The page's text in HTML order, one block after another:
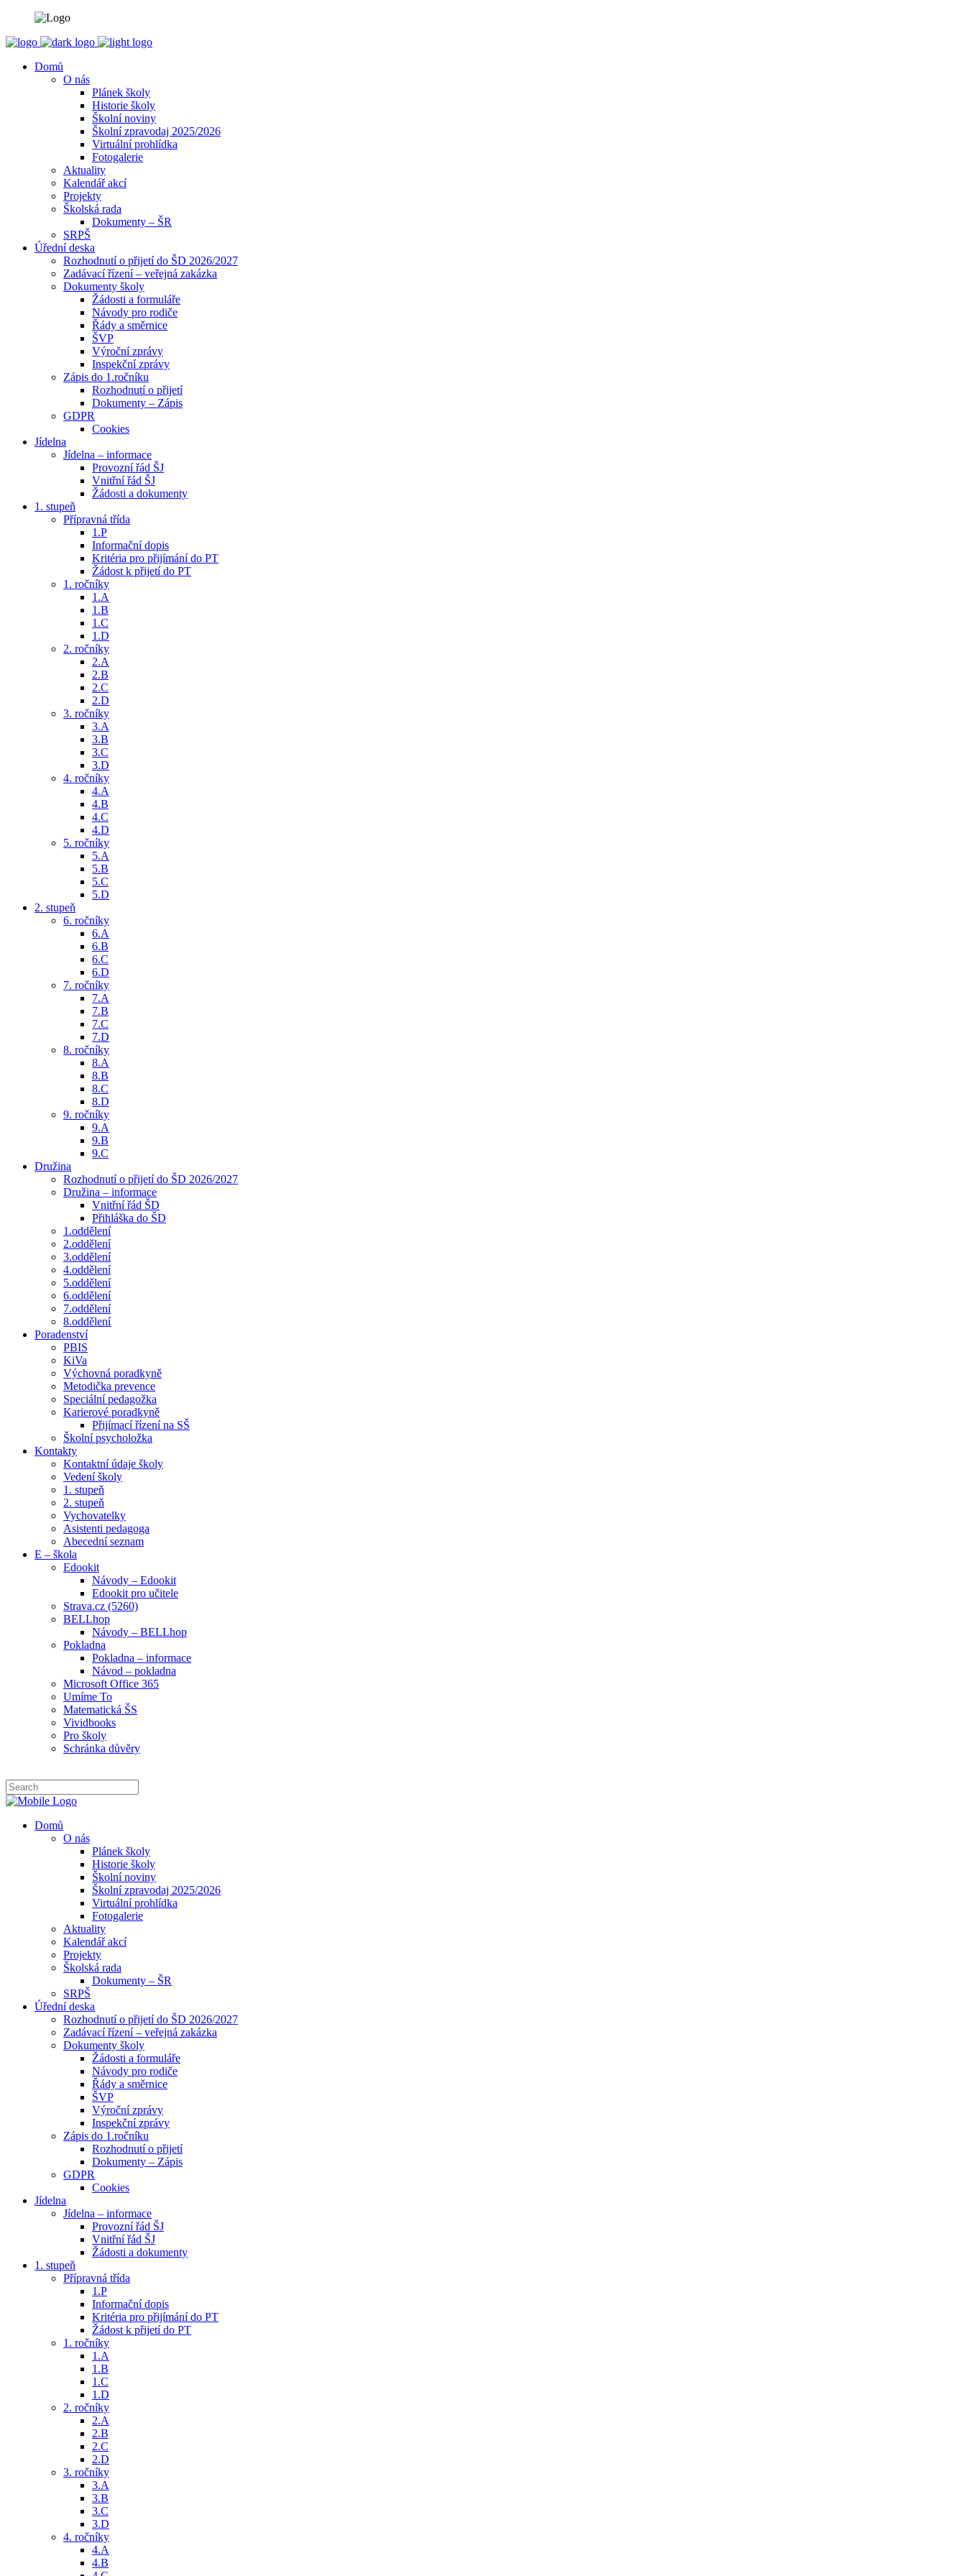
Domů
O nás
Plánek školy
Historie školy
Školní noviny
Školní zpravodaj 2025/2026
Virtuální prohlídka
Fotogalerie
Aktuality
Kalendář akcí
Projekty
Školská rada
Dokumenty – ŠR
SRPŠ
Úřední deska
Rozhodnutí o přijetí do ŠD 2026/2027
Zadávací řízení – veřejná zakázka
Dokumenty školy
Žádosti a formuláře
Návody pro rodiče
Řády a směrnice
ŠVP
Výroční zprávy
Inspekční zprávy
Zápis do 1.ročníku
Rozhodnutí o přijetí
Dokumenty – Zápis
GDPR
Cookies
Jídelna
Jídelna – informace
Provozní řád ŠJ
Vnitřní řád ŠJ
Žádosti a dokumenty
1. stupeň
Přípravná třída
1.P
Informační dopis
Kritéria pro přijímání do PT
Žádost k přijetí do PT
1. ročníky
1.A
1.B
1.C
1.D
2. ročníky
2.A
2.B
2.C
2.D
3. ročníky
3.A
3.B
3.C
3.D
4. ročníky
4.A
4.B
4.C
4.D
5. ročníky
5.A
5.B
5.C
5.D
2. stupeň
6. ročníky
6.A
6.B
6.C
6.D
7. ročníky
7.A
7.B
7.C
7.D
8. ročníky
8.A
8.B
8.C
8.D
9. ročníky
9.A
9.B
9.C
Družina
Rozhodnutí o přijetí do ŠD 2026/2027
Družina – informace
Vnitřní řád ŠD
Přihláška do ŠD
1.oddělení
2.oddělení
3.oddělení
4.oddělení
5.oddělení
6.oddělení
7.oddělení
8.oddělení
Poradenství
PBIS
KiVa
Výchovná poradkyně
Metodička prevence
Speciální pedagožka
Karierové poradkyně
Přijímací řízení na SŠ
Školní psycholožka
Kontakty
Kontaktní údaje školy
Vedení školy
1. stupeň
2. stupeň
Vychovatelky
Asistenti pedagoga
Abecední seznam
E – škola
Edookit
Návody – Edookit
Edookit pro učitele
Strava.cz (5260)
BELLhop
Návody – BELLhop
Pokladna
Pokladna – informace
Návod – pokladna
Microsoft Office 365
Umíme To
Matematická ŠS
Vividbooks
Pro školy
Schránka důvěry
Domů
O nás
Plánek školy
Historie školy
Školní noviny
Školní zpravodaj 2025/2026
Virtuální prohlídka
Fotogalerie
Aktuality
Kalendář akcí
Projekty
Školská rada
Dokumenty – ŠR
SRPŠ
Úřední deska
Rozhodnutí o přijetí do ŠD 2026/2027
Zadávací řízení – veřejná zakázka
Dokumenty školy
Žádosti a formuláře
Návody pro rodiče
Řády a směrnice
ŠVP
Výroční zprávy
Inspekční zprávy
Zápis do 1.ročníku
Rozhodnutí o přijetí
Dokumenty – Zápis
GDPR
Cookies
Jídelna
Jídelna – informace
Provozní řád ŠJ
Vnitřní řád ŠJ
Žádosti a dokumenty
1. stupeň
Přípravná třída
1.P
Informační dopis
Kritéria pro přijímání do PT
Žádost k přijetí do PT
1. ročníky
1.A
1.B
1.C
1.D
2. ročníky
2.A
2.B
2.C
2.D
3. ročníky
3.A
3.B
3.C
3.D
4. ročníky
4.A
4.B